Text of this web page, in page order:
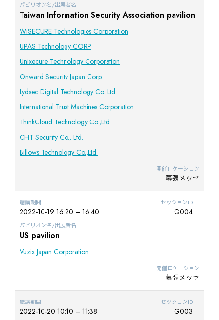
パビリオン名/出展者名
Taiwan Information Security Association pavilion
WiSECURE Technologies Corporation
UPAS Technology CORP
Unixecure Technology Corporation
Onward Security Japan Corp.
Lydsec Digital Technology Co. Ltd.
International Trust Machines Corporation
ThinkCloud Technology Co.,Ltd.
CHT Security Co., Ltd.
Billows Technology Co.,Ltd.
開催ロケーション
幕張メッセ
聴講期間
2022-10-19 16:20 – 16:40
セッションID
G004
パビリオン名/出展者名
US pavilion
Vuzix Japan Corporation
開催ロケーション
幕張メッセ
聴講期間
2022-10-20 10:10 – 11:38
セッションID
G003